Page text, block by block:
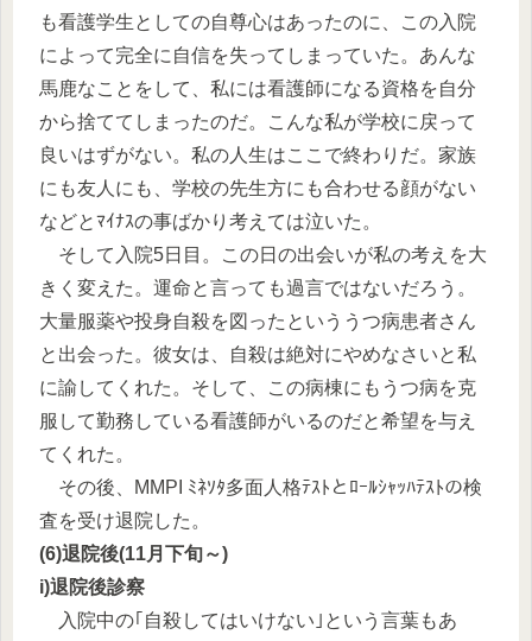
も看護学生としての自尊心はあったのに、この入院
によって完全に自信を失ってしまっていた。あんな
馬鹿なことをして、私には看護師になる資格を自分
から捨ててしまったのだ。こんな私が学校に戻って
良いはずがない。私の人生はここで終わりだ。家族
にも友人にも、学校の先生方にも合わせる顔がない
などとﾏｲﾅｽの事ばかり考えては泣いた。
そして入院5日目。この日の出会いが私の考えを大
きく変えた。運命と言っても過言ではないだろう。
大量服薬や投身自殺を図ったといううつ病患者さん
と出会った。彼女は、自殺は絶対にやめなさいと私
に諭してくれた。そして、この病棟にもうつ病を克
服して勤務している看護師がいるのだと希望を与え
てくれた。
その後、MMPI ﾐﾈｿﾀ多面人格ﾃｽﾄとﾛｰﾙｼｬｯﾊﾃｽﾄの検
査を受け退院した。
(6)退院後(11月下旬～)
i)退院後診察
入院中の｢自殺してはいけない｣という言葉もあ